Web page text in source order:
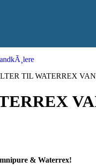
TIL WATERREX
& Waterrex!